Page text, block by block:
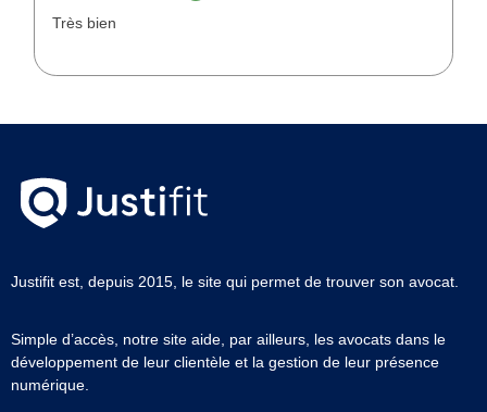
Très bien
Justifit est, depuis 2015, le site qui permet de trouver son avocat.
Simple d’accès, notre site aide, par ailleurs, les avocats dans le
développement de leur clientèle et la gestion de leur présence
numérique.